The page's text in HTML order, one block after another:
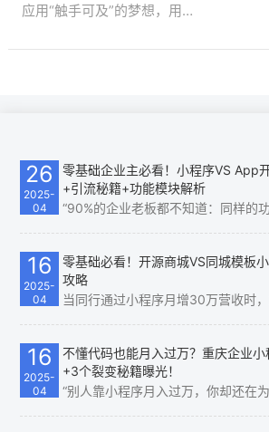
应用“触手可及”的梦想，用…
26
2025-
04
零基础企业主必看！小程序VS App
+引流秘籍+功能模块解析
16
2025-
04
零基础必看！开源商城VS同城模板
攻略
16
2025-
04
不懂代码也能月入过万？重庆企业
+3个裂变秘籍曝光！